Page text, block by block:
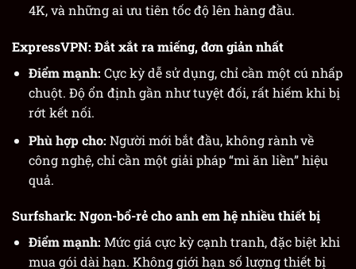
4K, và những ai ưu tiên tốc độ lên hàng đầu.
ExpressVPN: Đắt xắt ra miếng, đơn giản nhất
Điểm mạnh: Cực kỳ dễ sử dụng, chỉ cần một cú nhấp
chuột. Độ ổn định gần như tuyệt đối, rất hiếm khi bị
rớt kết nối.
Phù hợp cho: Người mới bắt đầu, không rành về
công nghệ, chỉ cần một giải pháp “mì ăn liền” hiệu
quả.
Surfshark: Ngon-bổ-rẻ cho anh em hệ nhiều thiết bị
Điểm mạnh: Mức giá cực kỳ cạnh tranh, đặc biệt khi
mua gói dài hạn. Không giới hạn số lượng thiết bị